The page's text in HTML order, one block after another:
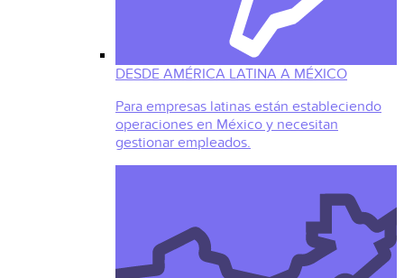
DESDE AMÉRICA LATINA A MÉXICO
Para empresas latinas están estableciendo
operaciones en México y necesitan
gestionar empleados.